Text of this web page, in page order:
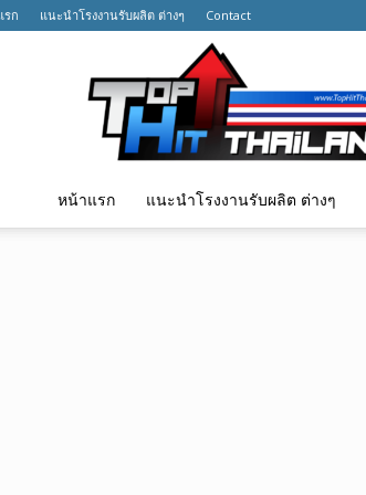
รก แนะนำโรงงานรับผลิต ต่างๆ Contact
หน้าแรก แนะนำโรงงานรับผลิต ต่างๆ